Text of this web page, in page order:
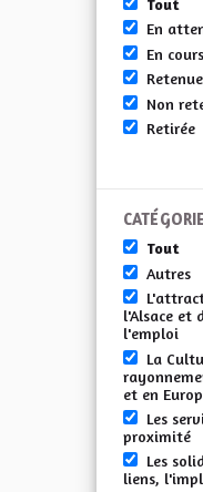
Tout
En
En
Retenue
Non
Retirée
CATÉGORIE
Tout
Autres
l'Alsace et
l'emploi
La
et en
Les
proximité
Les
liens,